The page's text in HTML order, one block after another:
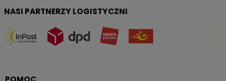
NASI PARTNERZY LOGISTYCZNI